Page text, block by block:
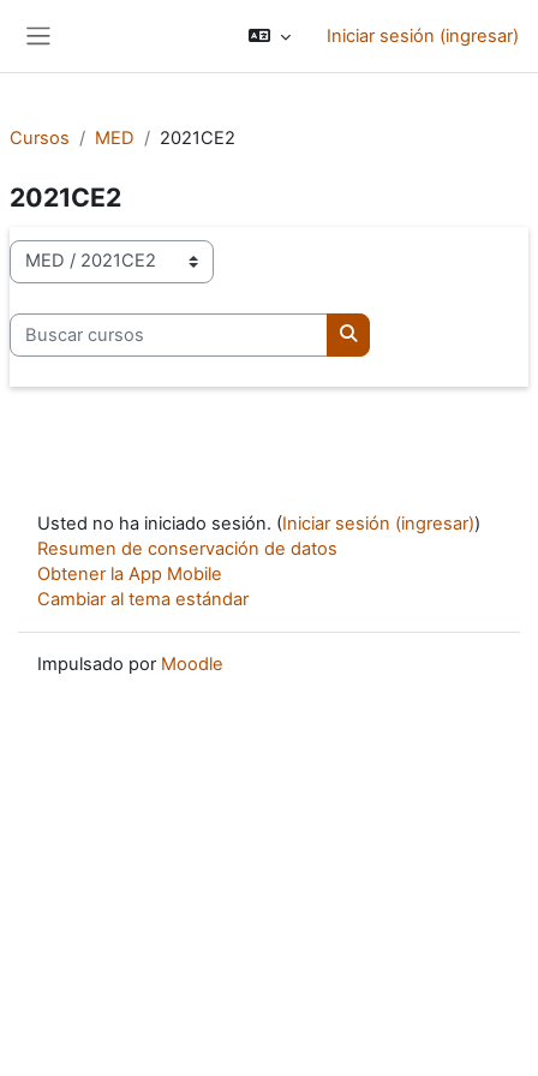
Iniciar sesión (ingresar)
Cursos MED 2021CE2
2021CE2
Categorías
Buscar cursos
Buscar cursos
Usted no ha iniciado sesión. (Iniciar sesión (ingresar))
Resumen de conservación de datos
Obtener la App Mobile
Cambiar al tema estándar
Impulsado por Moodle